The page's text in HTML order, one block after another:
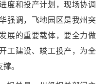
度和投产计划，现场协调
强调，飞地园区是我州突
展的重要载体，要全力做
工建设、竣工投产，为全
。